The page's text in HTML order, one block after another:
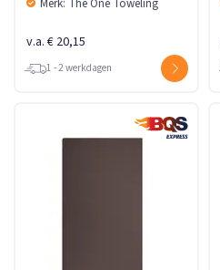
Merk: The One Toweling
v.a. € 20,15
1 - 2 werkdagen